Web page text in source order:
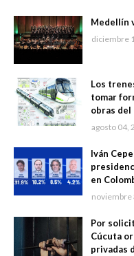
Medellín
diciembre
Los
tomar
obras
agosto 04,
Iván
en
noviembre
Por
Cúcuta
privadas